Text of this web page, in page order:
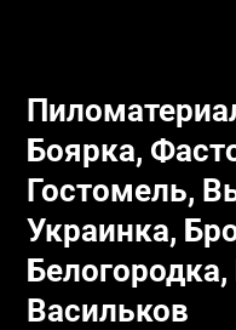
Боярка,
Гостомель,
Украинка,
Васильков